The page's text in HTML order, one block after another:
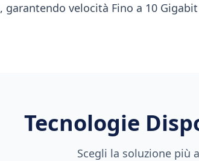
garantendo velocità Fino a 10
Tecnologie
Scegli la soluzione più